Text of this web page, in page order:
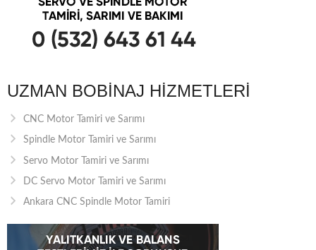
UZMAN BOBINAJ HIZMETLERI
CNC Motor Tamiri ve Sarımı
Spindle Motor Tamiri ve Sarımı
Servo Motor Tamiri ve Sarımı
DC Servo Motor Tamiri ve Sarımı
Ankara CNC Spindle Motor Tamiri